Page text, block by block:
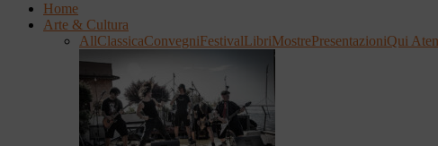
Home
Arte & Cultura
AllClassicaConvegniFestivalLibriMostrePresentazioniQui